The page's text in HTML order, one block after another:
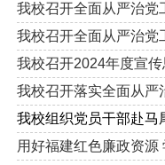
我校召开全面从严治党
我校召开落实全面从严
用好福建红色廉政资